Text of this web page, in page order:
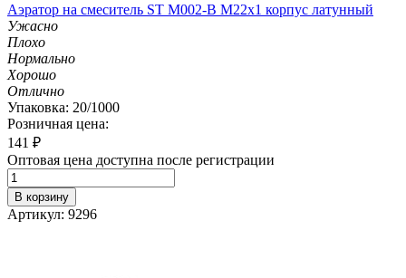
Аэратор на смеситель ST М002-B М22х1 корпус латунный
Ужасно
Плохо
Нормально
Хорошо
Отлично
Упаковка: 20/1000
Розничная цена:
141 ₽
Оптовая цена доступна после регистрации
В корзину
Артикул: 9296